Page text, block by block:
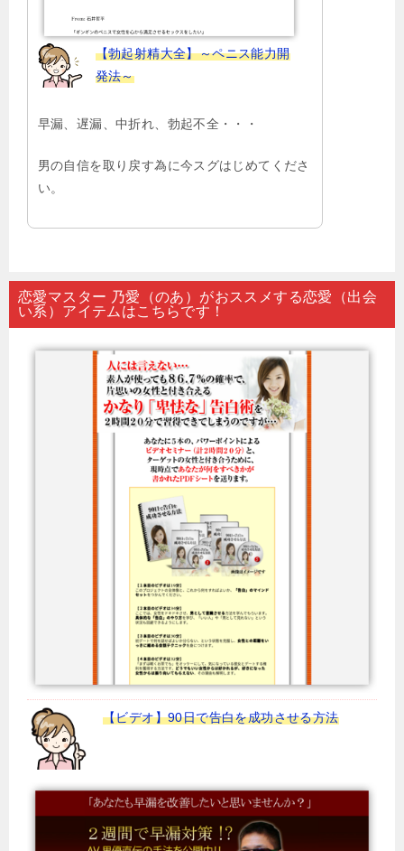
【勃起射精大全】～ペニス能力開
発法～
早漏、遅漏、中折れ、勃起不全・・・
男の自信を取り戻す為に今スグはじめてくださ
い。
恋愛マスター 乃愛（のあ）がおススメする恋愛（出会
い系）アイテムはこちらです！
【ビデオ】90日で告白を成功させる方法